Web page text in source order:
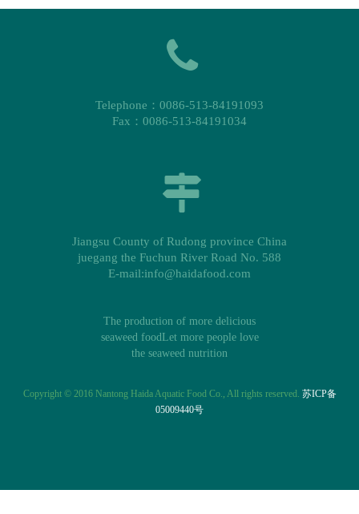
Telephone：0086-513-84191093
Fax：0086-513-84191034
Jiangsu County of Rudong province China
juegang the Fuchun River Road No. 588
E-mail:info@haidafood.com
The production of more delicious
seaweed foodLet more people love
the seaweed nutrition
Copyright © 2016 Nantong Haida Aquatic Food Co., All rights reserved. 苏ICP备
05009440号